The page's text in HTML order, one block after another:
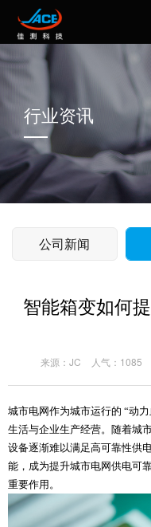
行业资讯
公司新闻
智能箱变如何
来源：JC 人气：1085
城市电网作为城市运行的 “动
生活与企业生产经营。随着城
设备逐渐难以满足高可靠性供
能，成为提升城市电网供电可
重要作用。